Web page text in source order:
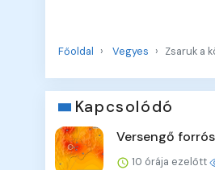
Főoldal Vegyes Zsaruk a
Kapcsolódó
Versengő
10 órája ezelőtt